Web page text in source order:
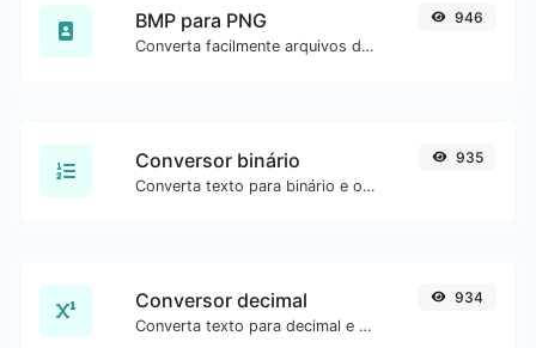
BMP para PNG
Converta facilmente arquivos de imagem BMP para PNG.
946
Conversor binário
Converta texto para binário e o contrário para qualquer entrada de string.
935
Conversor decimal
Converta texto para decimal e o contrário para qualquer entrada de string.
934